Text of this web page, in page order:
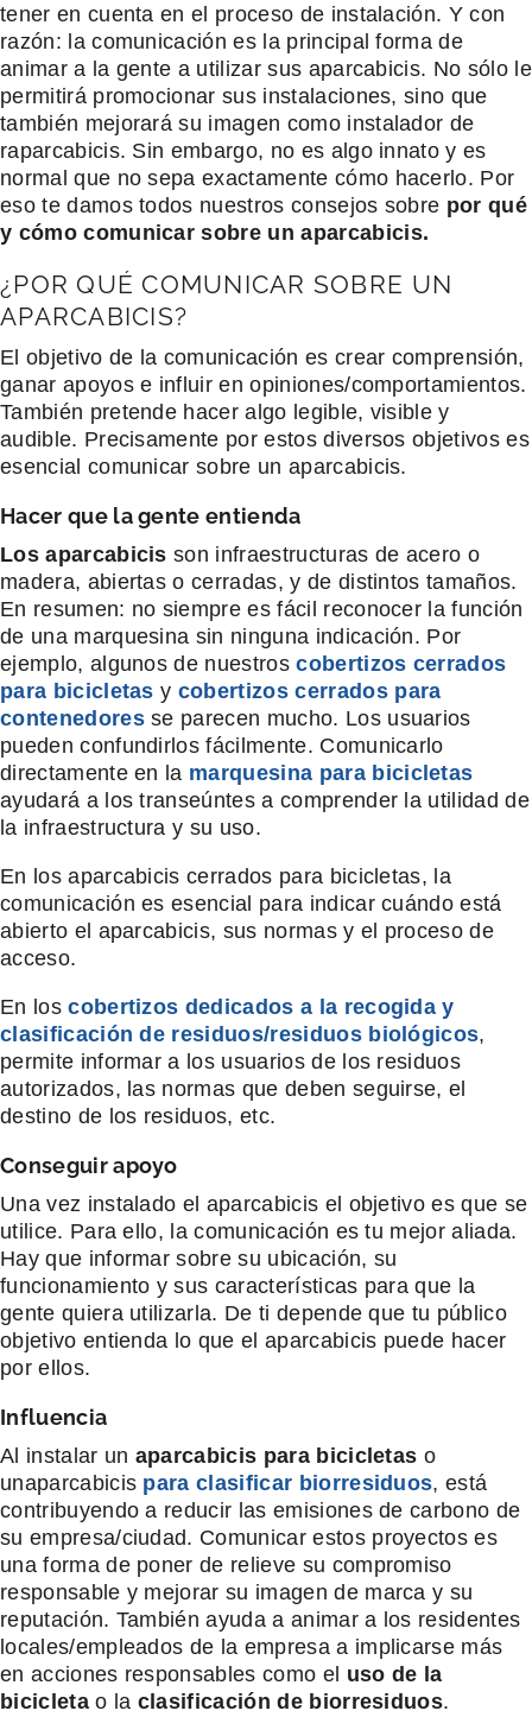
tener en cuenta en el proceso de instalación. Y con
razón: la comunicación es la principal forma de
animar a la gente a utilizar sus aparcabicis. No sólo le
permitirá promocionar sus instalaciones, sino que
también mejorará su imagen como instalador de
raparcabicis. Sin embargo, no es algo innato y es
normal que no sepa exactamente cómo hacerlo. Por
eso te damos todos nuestros consejos sobre por qué
y cómo comunicar sobre un aparcabicis.
¿POR QUÉ COMUNICAR SOBRE UN
APARCABICIS?
El objetivo de la comunicación es crear comprensión,
ganar apoyos e influir en opiniones/comportamientos.
También pretende hacer algo legible, visible y
audible. Precisamente por estos diversos objetivos es
esencial comunicar sobre un aparcabicis.
Hacer que la gente entienda
Los aparcabicis son infraestructuras de acero o
madera, abiertas o cerradas, y de distintos tamaños.
En resumen: no siempre es fácil reconocer la función
de una marquesina sin ninguna indicación. Por
ejemplo, algunos de nuestroscobertizos cerrados
para bicicletas y cobertizos cerrados para
contenedoresse parecen mucho. Los usuarios
pueden confundirlos fácilmente. Comunicarlo
directamente en la marquesina para bicicletas
ayudará a los transeúntes a comprender la utilidad de
la infraestructura y su uso.
En los aparcabicis cerrados para bicicletas, la
comunicación es esencial para indicar cuándo está
abierto el aparcabicis, sus normas y el proceso de
acceso.
En loscobertizos dedicados a la recogida y
clasificación de residuos/residuos biológicos,
permite informar a los usuarios de los residuos
autorizados, las normas que deben seguirse, el
destino de los residuos, etc.
Conseguir apoyo
Una vez instalado el aparcabicis el objetivo es que se
utilice. Para ello, la comunicación es tu mejor aliada.
Hay que informar sobre su ubicación, su
funcionamiento y sus características para que la
gente quiera utilizarla. De ti depende que tu público
objetivo entienda lo que el aparcabicis puede hacer
por ellos.
Influencia
Al instalar un aparcabicis para bicicletas o
unaparcabicis para clasificar biorresiduos, está
contribuyendo a reducir las emisiones de carbono de
su empresa/ciudad. Comunicar estos proyectos es
una forma de poner de relieve su compromiso
responsable y mejorar su imagen de marca y su
reputación. También ayuda a animar a los residentes
locales/empleados de la empresa a implicarse más
en acciones responsables como el uso de la
bicicletao la clasificación de biorresiduos.